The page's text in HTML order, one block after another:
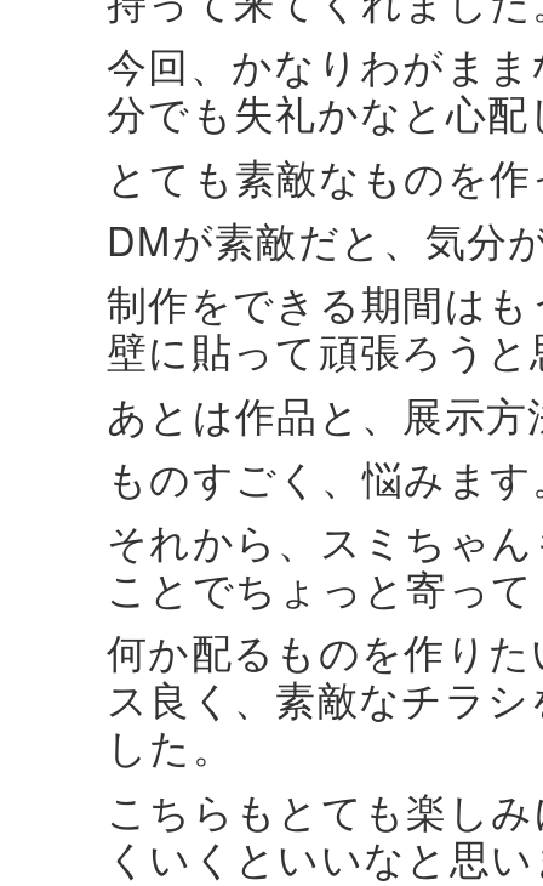
今回、かなりわがま
分でも失礼かなと心
とても素敵なものを
DMが素敵だと、気分
制作をできる期間は
壁に貼って頑張ろう
あとは作品と、展示
ものすごく、悩みま
それから、スミちゃ
ことでちょっと寄っ
何か配るものを作り
ス良く、素敵なチラ
した。
こちらもとても楽し
くいくといいなと思